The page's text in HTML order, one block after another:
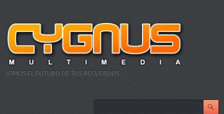
SOMOS EL FUTURO DE TUS RECUERDOS…